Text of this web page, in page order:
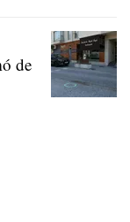
de